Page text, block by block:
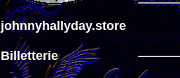
johnnyhallyday.store
Billetterie